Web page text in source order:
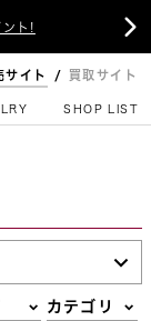
ト! 
サイト 買取サイト
SHOP LIST
カテゴリ